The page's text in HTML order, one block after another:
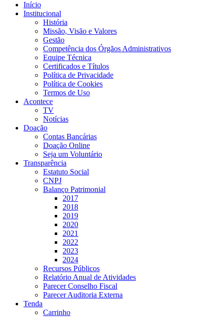
Início
Institucional
História
Missão, Visão e Valores
Gestão
Competência dos Órgãos Administrativos
Equipe Técnica
Certificados e Títulos
Política de Privacidade
Política de Cookies
Termos de Uso
Acontece
TV
Notícias
Doação
Contas Bancárias
Doação Online
Seja um Voluntário
Transparência
Estatuto Social
CNPJ
Balanço Patrimonial
2017
2018
2019
2020
2021
2022
2023
2024
Recursos Públicos
Relatório Anual de Atividades
Parecer Conselho Fiscal
Parecer Auditoria Externa
Tenda
Carrinho